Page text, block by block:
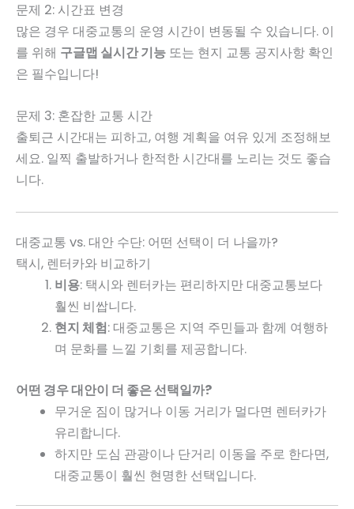
문제 2: 시간표 변경
많은 경우 대중교통의 운영 시간이 변동될 수 있습니다. 이
를 위해 구글맵 실시간 기능 또는 현지 교통 공지사항 확인
은 필수입니다!
문제 3: 혼잡한 교통 시간
출퇴근 시간대는 피하고, 여행 계획을 여유 있게 조정해보
세요. 일찍 출발하거나 한적한 시간대를 노리는 것도 좋습
니다.
대중교통 vs. 대안 수단: 어떤 선택이 더 나을까?
택시, 렌터카와 비교하기
비용: 택시와 렌터카는 편리하지만 대중교통보다
훨씬 비쌉니다.
현지 체험: 대중교통은 지역 주민들과 함께 여행하
며 문화를 느낄 기회를 제공합니다.
어떤 경우 대안이 더 좋은 선택일까?
무거운 짐이 많거나 이동 거리가 멀다면 렌터카가
유리합니다.
하지만 도심 관광이나 단거리 이동을 주로 한다면,
대중교통이 훨씬 현명한 선택입니다.